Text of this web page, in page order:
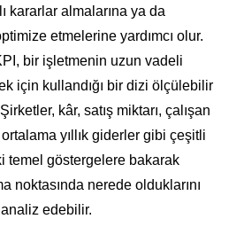
kararlar almalarına ya da
etmelerine yardımcı olur.
bir işletmenin uzun vadeli
için kullandığı bir dizi ölçülebilir
kâr, satış miktarı, çalışan
yıllık giderler gibi çeşitli
temel göstergelere bakarak
noktasında nerede olduklarını
analiz edebilir.